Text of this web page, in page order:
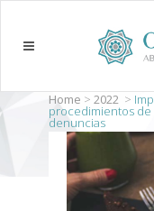
Home > 2022 >
procedimientos de
denuncias